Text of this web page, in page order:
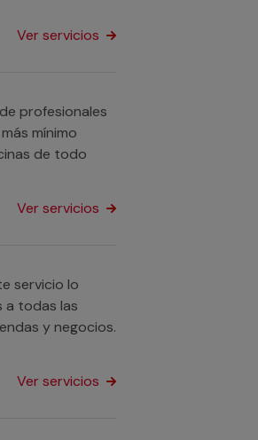
Ver servicios
profesionales
mínimo
de todo
Ver servicios
servicio lo
a todas las
y negocios.
Ver servicios